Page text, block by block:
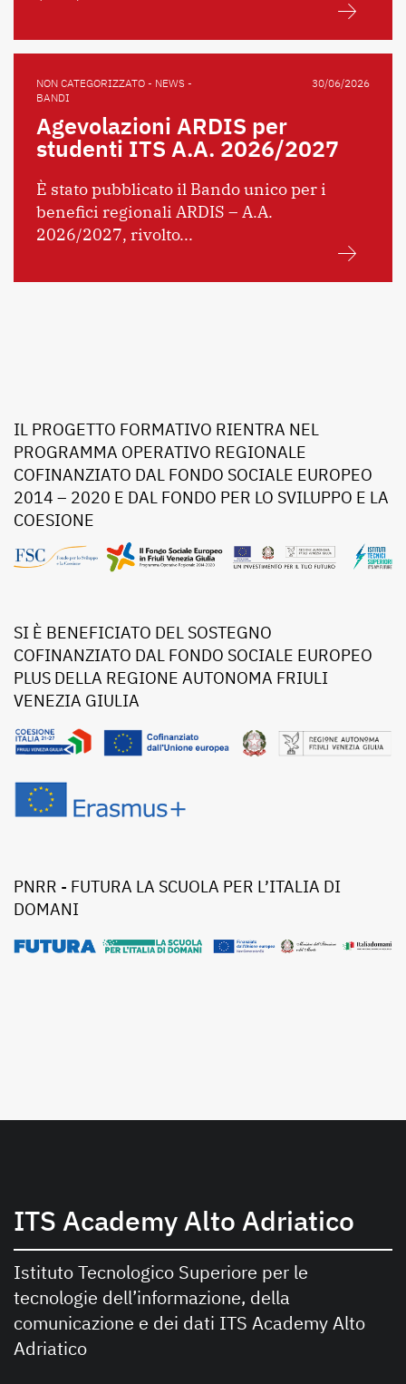
NON CATEGORIZZATO - NEWS -
BANDI
30/06/2026
Agevolazioni ARDIS per
studenti ITS A.A. 2026/2027
È stato pubblicato il Bando unico per i
benefici regionali ARDIS – A.A.
2026/2027, rivolto...
IL PROGETTO FORMATIVO RIENTRA NEL
PROGRAMMA OPERATIVO REGIONALE
COFINANZIATO DAL FONDO SOCIALE EUROPEO
2014 – 2020 E DAL FONDO PER LO SVILUPPO E LA
COESIONE
SI È BENEFICIATO DEL SOSTEGNO
COFINANZIATO DAL FONDO SOCIALE EUROPEO
PLUS DELLA REGIONE AUTONOMA FRIULI
VENEZIA GIULIA
PNRR - FUTURA LA SCUOLA PER L’ITALIA DI
DOMANI
ITS Academy Alto Adriatico
Istituto Tecnologico Superiore per le
tecnologie dell’informazione, della
comunicazione e dei dati ITS Academy Alto
Adriatico